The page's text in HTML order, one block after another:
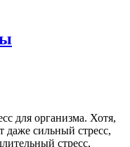
для организма. Хотя,
даже сильный стресс,
стресс,